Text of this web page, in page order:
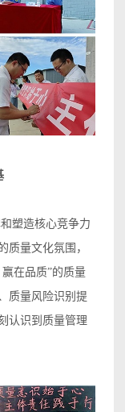
塑造核心竞争力
质量文化氛围，
在品质”的质量
质量风险识别提
认识到质量管理